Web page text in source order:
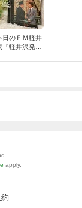
日のＦＭ軽井
『軽井沢発！
apply.